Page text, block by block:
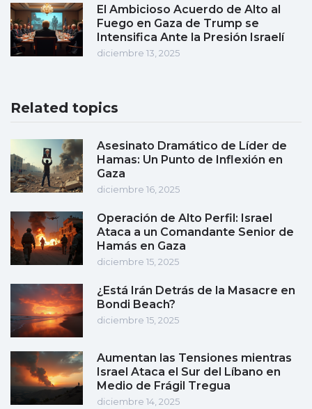
El Ambicioso Acuerdo de Alto al
Fuego en Gaza de Trump se
Intensifica Ante la Presión Israelí
diciembre 13, 2025
Related topics
Asesinato Dramático de Líder de
Hamas: Un Punto de Inflexión en
Gaza
diciembre 16, 2025
Operación de Alto Perfil: Israel
Ataca a un Comandante Senior de
Hamás en Gaza
diciembre 15, 2025
¿Está Irán Detrás de la Masacre en
Bondi Beach?
diciembre 15, 2025
Aumentan las Tensiones mientras
Israel Ataca el Sur del Líbano en
Medio de Frágil Tregua
diciembre 14, 2025